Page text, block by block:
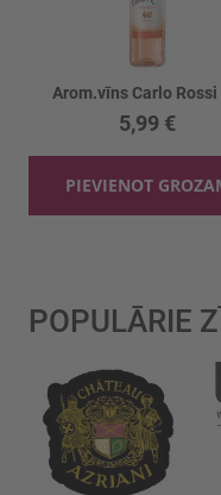
5,99 €
PIEVIENOT
POPULĀRIE